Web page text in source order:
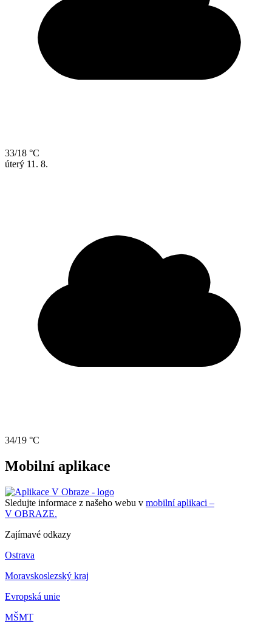
33/18 °C
úterý 11. 8.
34/19 °C
Mobilní aplikace
Sledujte informace z našeho webu v mobilní aplikaci –
V OBRAZE.
Zajímavé odkazy
Ostrava
Moravskoslezský kraj
Evropská unie
MŠMT